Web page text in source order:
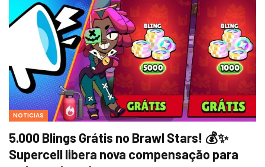
NOTICIAS
5.000 Blings Grátis no Brawl Stars! 💰✨
Supercell libera nova compensação para